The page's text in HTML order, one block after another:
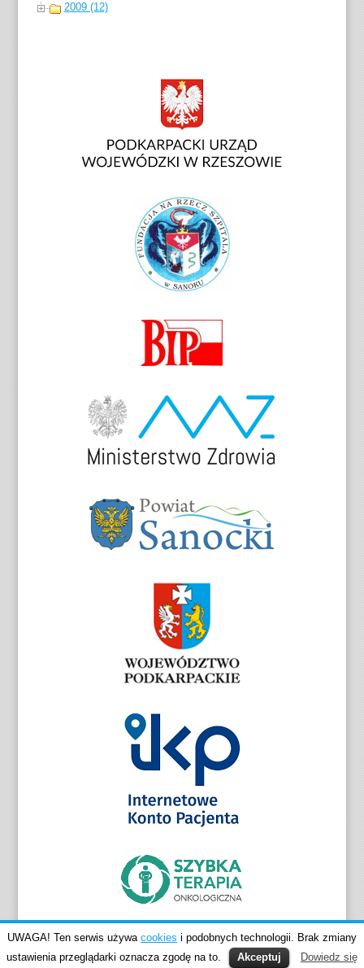
2009 (12)
UWAGA! Ten serwis używa cookies i podobnych technologii. Brak zmiany
ustawienia przeglądarki oznacza zgodę na to.
Akceptuj Dowiedz się